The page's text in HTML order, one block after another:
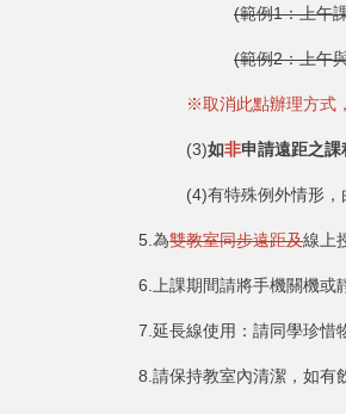
(範例1：上午
(範例2：上午
※取消此點辦理方式
(3)如非申請遠距之課
(4)有特殊例外情形，
5.為雙教室同步遠距及線上
6.上課期間請將手機關機或
7.延長線使用：請同學珍惜
8.請保持教室內清潔，如有